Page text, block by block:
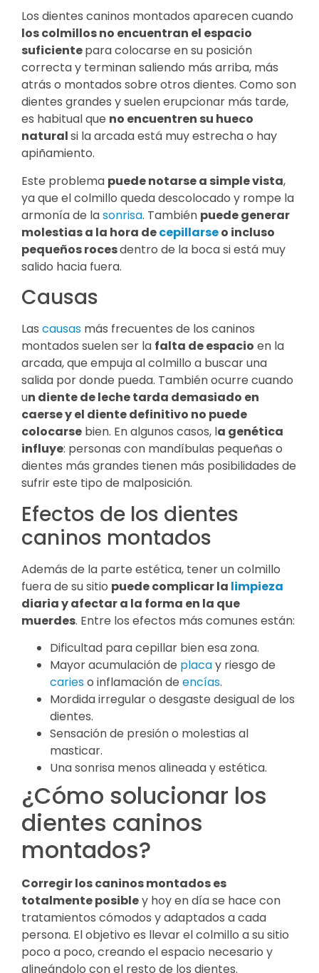
Los dientes caninos montados aparecen cuando
los colmillos no encuentran el espacio
suficientepara colocarse en su posición
correcta y terminan saliendo más arriba, más
atrás o montados sobre otros dientes. Como son
dientes grandes y suelen erupcionar más tarde,
es habitual que no encuentren su hueco
naturalsi la arcada está muy estrecha o hay
apiñamiento.
Este problema puede notarse a simple vista,
ya que el colmillo queda descolocado y rompe la
armonía de lasonrisa. También puede generar
molestias a la hora decepillarseo incluso
pequeños rocesdentro de la boca si está muy
salido hacia fuera.
Causas
Las causas más frecuentes de los caninos
montados suelen ser la falta de espacio en la
arcada, que empuja al colmillo a buscar una
salida por donde pueda. También ocurre cuando
un diente de leche tarda demasiado en
caerse y el diente definitivo no puede
colocarse bien. En algunos casos, la genética
influye: personas con mandíbulas pequeñas o
dientes más grandes tienen más posibilidades de
sufrir este tipo de malposición.
Efectos de los dientes
caninos montados
Además de la parte estética, tener un colmillo
fuera de su sitio puede complicar la limpieza
diaria y afectar a la forma en la que
muerdes. Entre los efectos más comunes están:
Dificultad para cepillar bien esa zona.
Mayor acumulación de placay riesgo de
carieso inflamación de encías.
Mordida irregular o desgaste desigual de los
dientes.
Sensación de presión o molestias al
masticar.
Una sonrisa menos alineada y estética.
¿Cómo solucionar los
dientes caninos
montados?
Corregir los caninos montados es
totalmente posibley hoy en día se hace con
tratamientos cómodos y adaptados a cada
persona. El objetivo es llevar el colmillo a su sitio
poco a poco, creando el espacio necesario y
alineándolo con el resto de los dientes.